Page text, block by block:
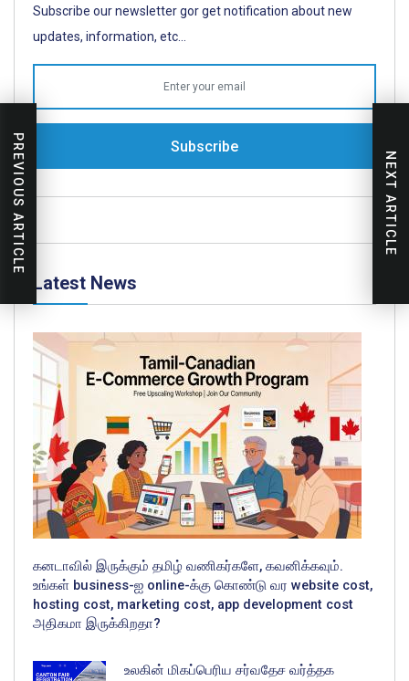
PREVIOUS ARTICLE NEXT ARTICLE
Subscribe our newsletter gor get notification about new
updates, information, etc...
Subscribe
Latest News
கனடாவில் இருக்கும் தமிழ் வணிகர்களே, கவனிக்கவும்.
உங்கள் business-ஐ online-க்கு கொண்டு வர website cost,
hosting cost, marketing cost, app development cost
அதிகமா இருக்கிறதா?
உலகின் மிகப்பெரிய சர்வதேச வர்த்தக